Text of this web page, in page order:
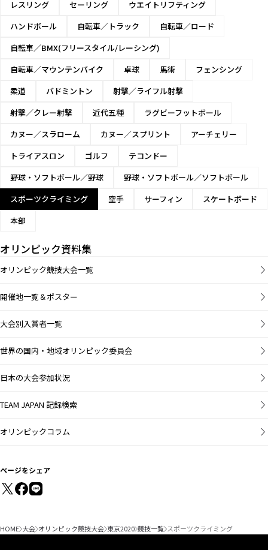
レスリング
セーリング
ウエイトリフティング
ハンドボール
自転車／トラック
自転車／ロード
自転車／BMX(フリースタイル/レーシング)
自転車／マウンテンバイク
卓球 馬術
フェンシング
柔道
バドミントン
射撃／ライフル射撃
射撃／クレー射撃
近代五種
ラグビーフットボール
カヌー／スラローム
カヌー／スプリント
アーチェリー
トライアスロン
ゴルフ
テコンドー
野球・ソフトボール／野球
野球・ソフトボール／ソフトボール
スポーツクライミング
空手 サーフィン
スケートボード
本部
オリンピック資料集
オリンピック競技大会一覧
開催地一覧＆ポスター
大会別入賞者一覧
世界の国内・地域オリンピック委員会
日本の大会参加状況
TEAM JAPAN 記録検索
オリンピックコラム
ページをシェア
HOME 大会 オリンピック競技大会 東京2020 競技一覧 スポーツクライミング